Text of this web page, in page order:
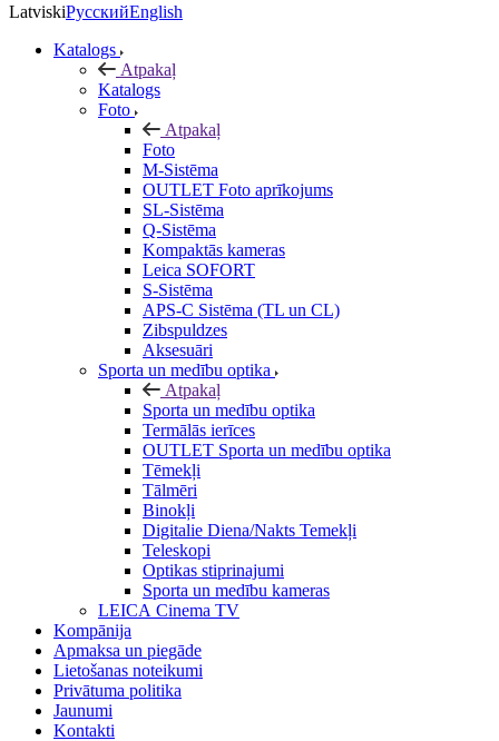
LatviskiРусскийEnglish
Katalogs
Atpakaļ
Katalogs
Foto
Atpakaļ
Foto
M-Sistēma
OUTLET Foto aprīkojums
SL-Sistēma
Q-Sistēma
Kompaktās kameras
Leica SOFORT
S-Sistēma
APS-C Sistēma (TL un CL)
Zibspuldzes
Aksesuāri
Sporta un medību optika
Atpakaļ
Sporta un medību optika
Termālās ierīces
OUTLET Sporta un medību optika
Tēmekļi
Tālmēri
Binokļi
Digitalie Diena/Nakts Temekļi
Teleskopi
Optikas stiprinajumi
Sporta un medību kameras
LEICA Cinema TV
Kompānija
Apmaksa un piegāde
Lietošanas noteikumi
Privātuma politika
Jaunumi
Kontakti